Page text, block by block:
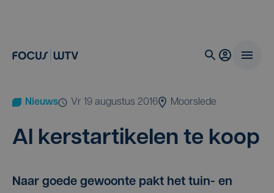
Nieuws vr 19 augustus 2016 Moorslede
Al kerst­ar­ti­ke­len te koop
Naar goede gewoonte pakt het tuin- en